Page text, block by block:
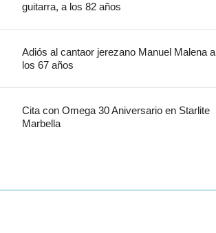
guitarra, a los 82 años
Adiós al cantaor jerezano Manuel Malena a
los 67 años
Cita con Omega 30 Aniversario en Starlite
Marbella